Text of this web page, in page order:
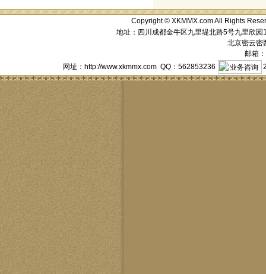
Copyright © XKMMX.com All Rights
地址：四川成都金牛区九里堤北路5号九里欣
北京密云密
邮箱
网址：http://www.xkmmx.com QQ：562853236